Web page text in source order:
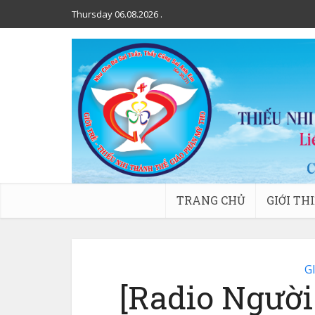
Thursday 06.08.2026 .
TRANG CHỦ GIỚI
[Radio